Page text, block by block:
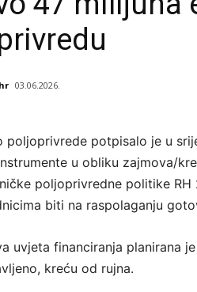
03.06.2026.
poljoprivrede potpisalo je u
u obliku zajmova/
poljoprivredne politike
biti na raspolaganju
uvjeta financiranja planirana
kreću od rujna.